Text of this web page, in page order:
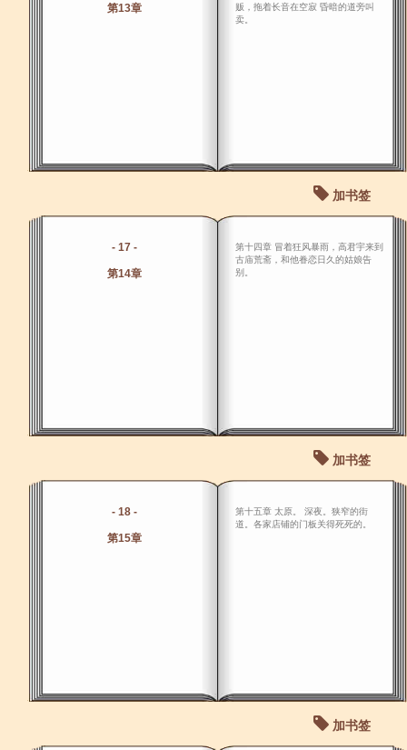
第13章
贩，拖着长音在空寂 昏暗的道旁叫
卖。
加书签
- 17 -
第14章
第十四章 冒着狂风暴雨，高君宇来到
古庙荒斋，和他眷恋日久的姑娘告
别。
加书签
- 18 -
第15章
第十五章 太原。 深夜。狭窄的街
道。各家店铺的门板关得死死的。
加书签